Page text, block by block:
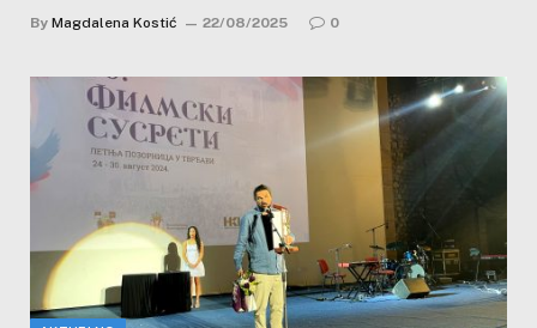
By Magdalena Kostić 22/08/2025 0